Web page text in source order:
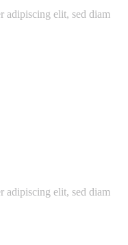
adipiscing elit, sed diam
adipiscing elit, sed diam